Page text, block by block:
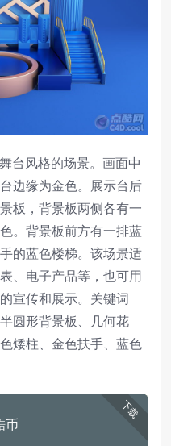
台风格的场景。画面中
边缘为金色。展示台后
板，背景板两侧各有一
。背景板前方有一排蓝
的蓝色楼梯。该场景适
、电子产品等，也可用
宣传和展示。关键词
圆形背景板、几何花
矮柱、金色扶手、蓝色
下载
币